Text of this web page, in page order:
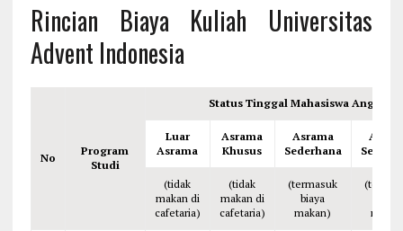
Rincian Biaya Kuliah Universitas
Advent Indonesia
No
Program
Studi
Status Tinggal Mahasiswa
Luar
Asrama
Asrama
Khusus
Asrama
Sederhana
(tidak
makan di
cafetaria)
(tidak
makan di
cafetaria)
(termasuk
biaya
makan)